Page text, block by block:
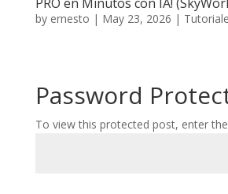
by ernesto | May 23, 2026 |
Password
To view this protected post, enter